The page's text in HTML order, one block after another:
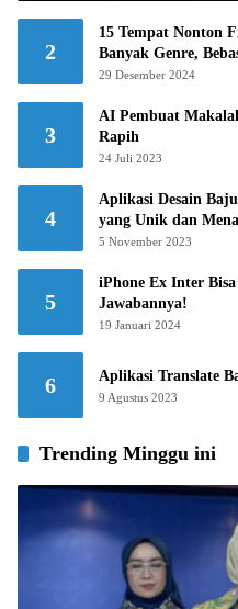
2
15 Tempat Nonton
Banyak Genre,
29 Desember 2024
3
AI Pembuat
Rapih
24 Juli 2023
4
Aplikasi Desain
yang Unik dan
5 November 2023
5
iPhone Ex Inter
Jawabannya!
19 Januari 2024
6 Aplikasi Translate
9 Agustus 2023
Trending Minggu ini